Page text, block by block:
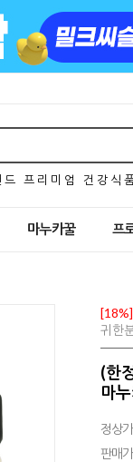
드 프 리 미 엄 건 강 식
마누카꿀 프
귀한
(한
마
정상가
판매가